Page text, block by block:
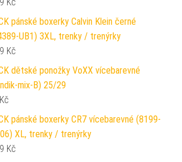
pánské boxerky Calvin Klein černé
UB1) 3XL, trenky / trenýrky
Kč
dětské ponožky VoXX vícebarevné
mix-B) 25/29
Kč
pánské boxerky CR7 vícebarevné (8199-
XL, trenky / trenýrky
Kč